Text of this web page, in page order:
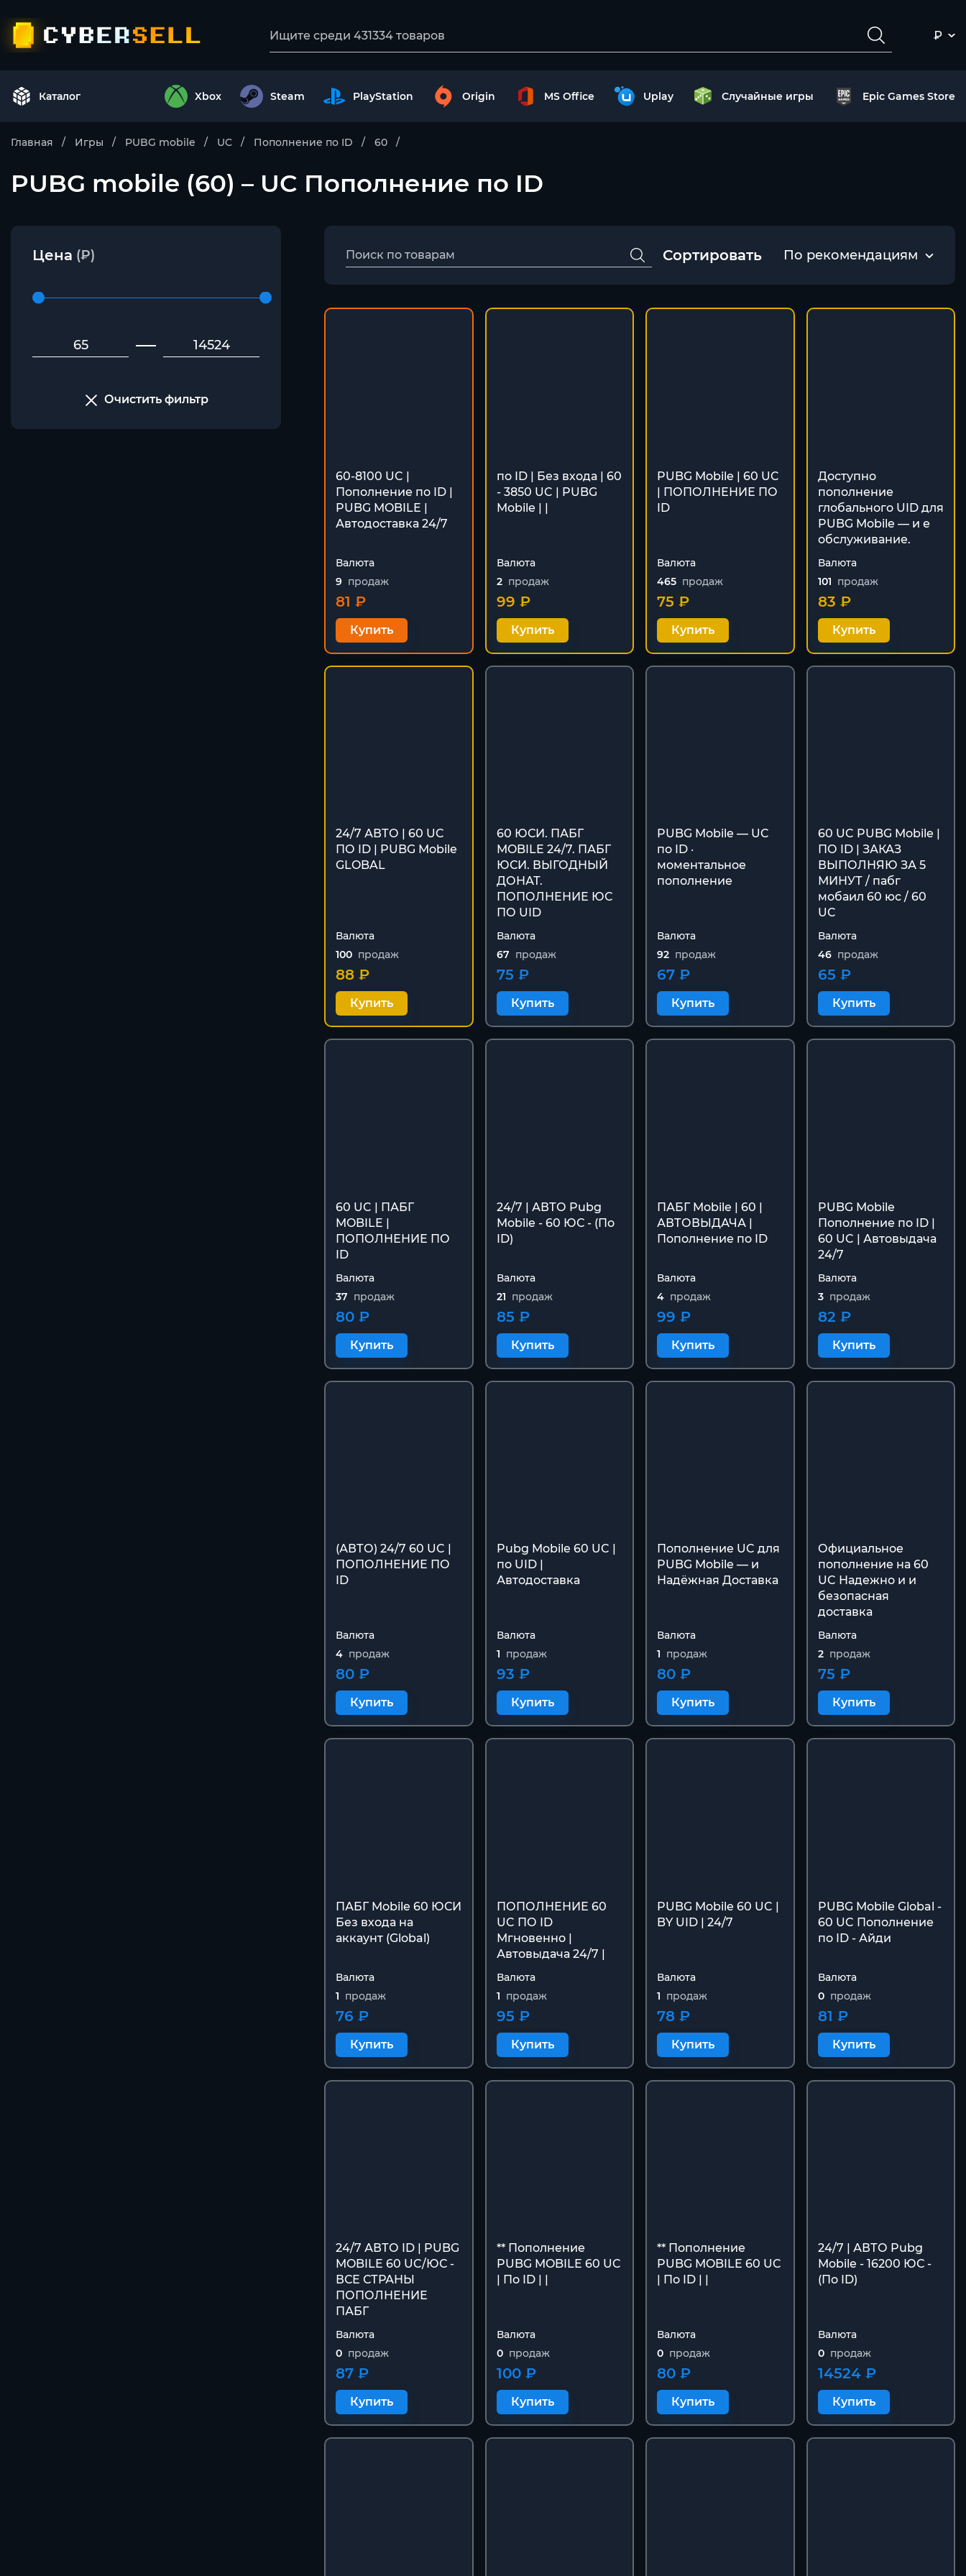
₽
Каталог Xbox Steam PlayStation Origin MS Office Uplay Случайные игры Epic Games Store
Главная Игры PUBG mobile UC Пополнение по ID 60
PUBG mobile (60) – UC Пополнение по ID
Цена (₽)
Очистить фильтр
Сортировать По рекомендациям
60-8100 UC |
Пополнение по ID |
PUBG MOBILE |
Автодоставка 24/7
Валюта
9 продаж
81 ₽
Купить
по ID | Без входа | 60
- 3850 UC | PUBG
Mobile | |
Валюта
2 продаж
99 ₽
Купить
PUBG Mobile | 60 UC
| ПОПОЛНЕНИЕ ПО
ID
Валюта
465 продаж
75 ₽
Купить
Доступно
пополнение
глобального UID для
PUBG Mobile — и е
обслуживание.
Валюта
101 продаж
83 ₽
Купить
24/7 АВТО | 60 UC
ПО ID | PUBG Mobile
GLOBAL
Валюта
100 продаж
88 ₽
Купить
60 ЮСИ. ПАБГ
MOBILE 24/7. ПАБГ
ЮСИ. ВЫГОДНЫЙ
ДОНАТ.
ПОПОЛНЕНИЕ ЮС
ПО UID
Валюта
67 продаж
75 ₽
Купить
PUBG Mobile — UC
по ID ·
моментальное
пополнение
Валюта
92 продаж
67 ₽
Купить
60 UC PUBG Mobile |
ПО ID | ЗАКАЗ
ВЫПОЛНЯЮ ЗА 5
МИНУТ / пабг
мобаил 60 юс / 60
UC
Валюта
46 продаж
65 ₽
Купить
60 UC | ПАБГ
MOBILE |
ПОПОЛНЕНИЕ ПО
ID
Валюта
37 продаж
80 ₽
Купить
24/7 | АВТО Pubg
Mobile - 60 ЮС - (По
ID)
Валюта
21 продаж
85 ₽
Купить
ПАБГ Mobile | 60 |
АВТОВЫДАЧА |
Пополнение по ID
Валюта
4 продаж
99 ₽
Купить
PUBG Mobile
Пополнение по ID |
60 UC | Автовыдача
24/7
Валюта
3 продаж
82 ₽
Купить
(АВТО) 24/7 60 UC |
ПОПОЛНЕНИЕ ПО
ID
Валюта
4 продаж
80 ₽
Купить
Pubg Mobile 60 UC |
по UID |
Автодоставка
Валюта
1 продаж
93 ₽
Купить
Пополнение UC для
PUBG Mobile — и
Надёжная Доставка
Валюта
1 продаж
80 ₽
Купить
Официальное
пополнение на 60
UC Надежно и и
безопасная
доставка
Валюта
2 продаж
75 ₽
Купить
ПАБГ Mobile 60 ЮСИ
Без входа на
аккаунт (Global)
Валюта
1 продаж
76 ₽
Купить
ПОПОЛНЕНИЕ 60
UC ПО ID
Мгновенно |
Автовыдача 24/7 |
Валюта
1 продаж
95 ₽
Купить
PUBG Mobile 60 UC |
BY UID | 24/7
Валюта
1 продаж
78 ₽
Купить
PUBG Mobile Global -
60 UC Пополнение
по ID - Айди
Валюта
0 продаж
81 ₽
Купить
24/7 АВТО ID | PUBG
MOBILE 60 UC/ЮС -
ВСЕ СТРАНЫ
ПОПОЛНЕНИЕ
ПАБГ
Валюта
0 продаж
87 ₽
Купить
** Пополнение
PUBG MOBILE 60 UC
| По ID | |
Валюта
0 продаж
100 ₽
Купить
** Пополнение
PUBG MOBILE 60 UC
| По ID | |
Валюта
0 продаж
80 ₽
Купить
24/7 | АВТО Pubg
Mobile - 16200 ЮС -
(По ID)
Валюта
0 продаж
14524 ₽
Купить